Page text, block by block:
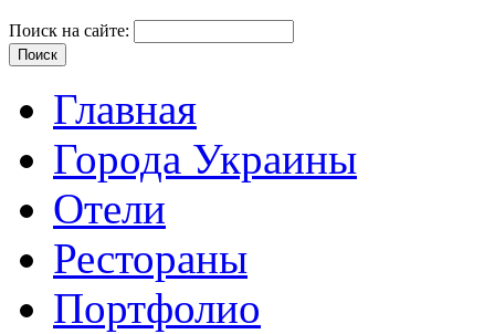
Поиск на сайте:
Главная
Города Украины
Отели
Рестораны
Портфолио